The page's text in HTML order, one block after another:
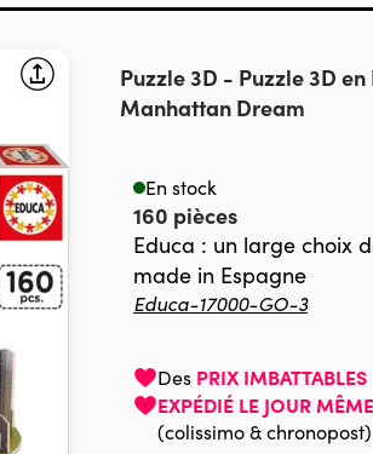
Puzzle 3D - Puzzle 3D
Manhattan Dream
En stock
160 pièces
Educa : un large choix
made in Espagne
Educa-17000-GO-3
Des PRIX IMBATTABLES
EXPÉDIÉ LE JOUR MÊME
(colissimo & chronopost)